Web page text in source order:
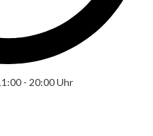
- 20:00 Uhr